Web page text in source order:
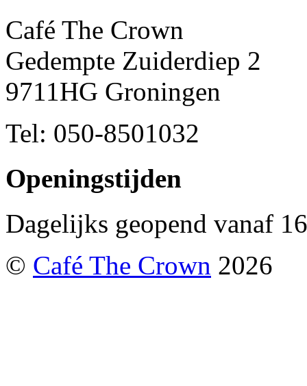
Café The Crown
Gedempte Zuiderdiep 2
9711HG Groningen
Tel: 050-8501032
Openingstijden
Dagelijks geopend vanaf
© Café The Crown 2026